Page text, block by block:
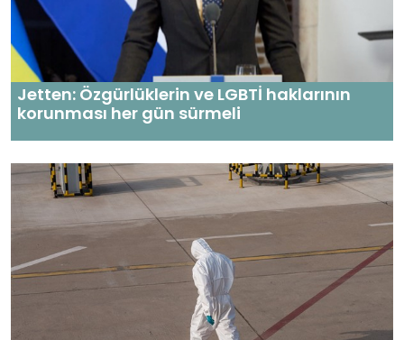
Jetten: Özgürlüklerin ve LGBTİ haklarının
korunması her gün sürmeli